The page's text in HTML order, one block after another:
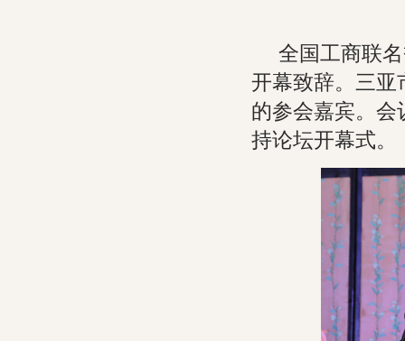
全国工商联
开幕致辞。三亚
的参会嘉宾。会
持论坛开幕式。